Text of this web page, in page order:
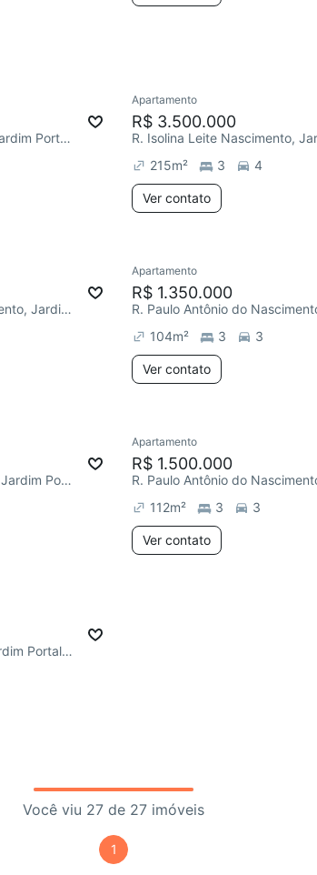
R. Romeu do Nascimento, Jardim Portal da Colina
Apartamento
R$ 3.500.000
215m² 3 4
Ver contato
R. Paulo Antônio do Nascimento, Jardim Portal da Colina
Apartamento
R$ 1.350.000
104m² 3 3
Ver contato
R. Isolina Leite Nascimento, Jardim Portal da Colina
Apartamento
R$ 1.500.000
112m² 3 3
Ver contato
R. José Maria Hannickel, Jardim Portal da Colina
Você viu 27 de 27 imóveis
1